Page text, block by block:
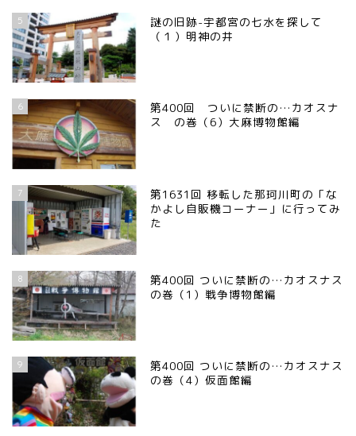
5
謎の旧跡-宇都宮の七水を探して
（１）明神の井
6
第400回 ついに禁断の…カオスナ
ス の巻（6）大麻博物館編
7
第1631回 移転した那珂川町の「な
かよし自販機コーナー」に行ってみ
た
8
第400回 ついに禁断の…カオスナス
の巻（1）戦争博物館編
9
第400回 ついに禁断の…カオスナス
の巻（4）仮面館編